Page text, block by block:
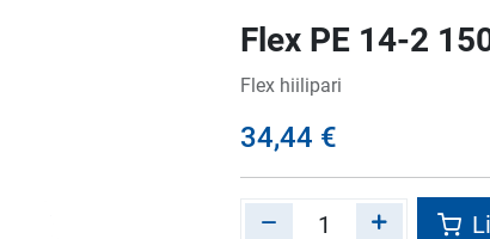
Flex PE 14-2
Flex hiilipari
34,44 €